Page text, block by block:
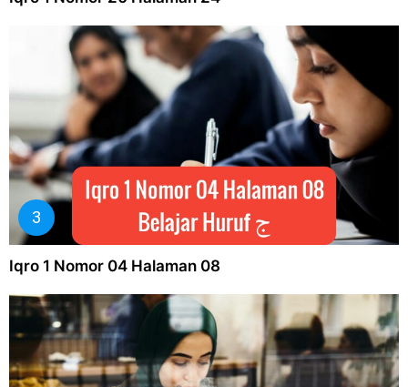
Iqro 1 Nomor 04 Halaman 08